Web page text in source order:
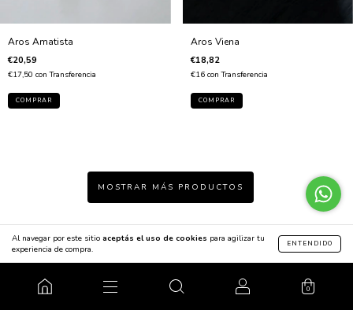
Al navegar por este sitio aceptás el uso de cookies para agilizar tu
experiencia de compra.
ENTENDIDO
0
Aros Amatista
€20,59
€17,50 con Transferencia
Aros Viena
€18,82
€16 con Transferencia
MOSTRAR MÁS PRODUCTOS